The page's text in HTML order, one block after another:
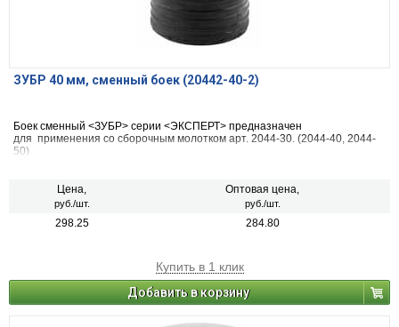
ЗУБР 40 мм, сменный боек (20442-40-2)
Боек сменный <ЗУБР> серии <ЭКСПЕРТ> предназначен
для применения со сборочным молотком арт. 2044-30. (2044-40, 2044-
50)
Цена,
руб./шт.
Оптовая цена,
руб./шт.
298.25 284.80
Купить в 1 клик
Добавить в корзину